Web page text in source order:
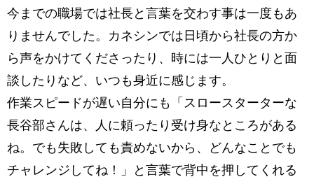
今までの職場では社長と言葉を交わす事は一度もあ
りませんでした。カネシンでは日頃から社長の方か
ら声をかけてくださったり、時には一人ひとりと面
談したりなど、いつも身近に感じます。
作業スピードが遅い自分にも「スロースターターな
長谷部さんは、人に頼ったり受け身なところがある
ね。でも失敗しても責めないから、どんなことでも
チャレンジしてね！」と言葉で背中を押してくれる